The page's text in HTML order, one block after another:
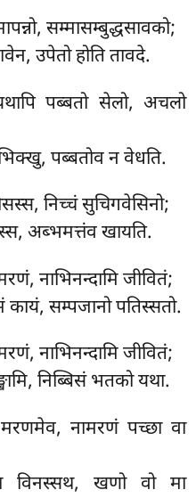
सम्मासम्बुद्धसावको;
उपेतो होति तावदे.
पब्बतो सेलो, अचलो
पब्बतोव न वेधति.
निच्चं सुचिगवेसिनो;
अब्भमत्तंव खायति.
नाभिनन्दामि जीवितं;
कायं, सम्पजानो पतिस्सतो.
नाभिनन्दामि जीवितं;
निब्बिसं भतको यथा.
नामरणं पच्छा वा
विनस्सथ, खणो वो मा